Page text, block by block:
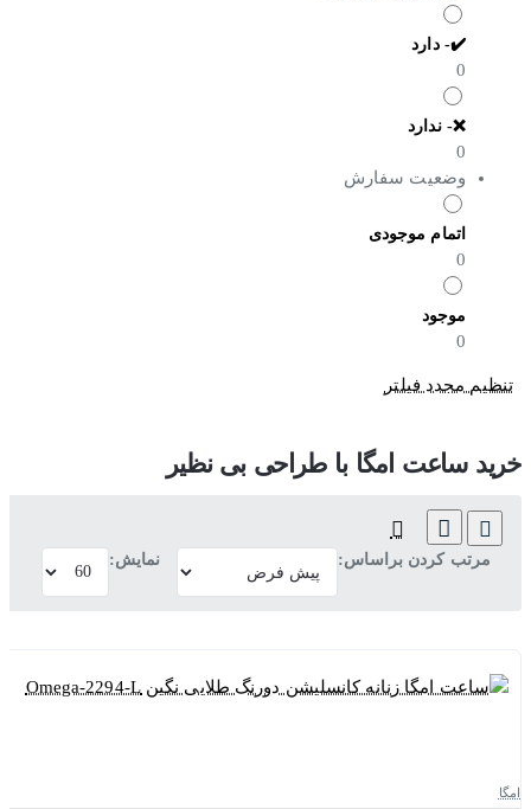
✔️- دارد
0
❌- ندارد
0
وضعیت سفارش
اتمام موجودی
0
موجود
0
تنظیم مجدد فیلتر
خرید ساعت امگا با طراحی بی نظیر
مرتب کردن براساس: نمایش:
امگا